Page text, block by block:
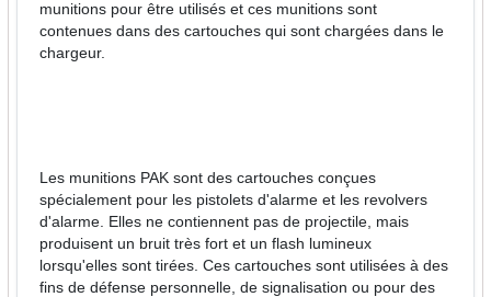
munitions pour être utilisés et ces munitions sont
contenues dans des cartouches qui sont chargées dans le
chargeur.
Les munitions PAK sont des cartouches conçues
spécialement pour les pistolets d'alarme et les revolvers
d'alarme. Elles ne contiennent pas de projectile, mais
produisent un bruit très fort et un flash lumineux
lorsqu'elles sont tirées. Ces cartouches sont utilisées à des
fins de défense personnelle, de signalisation ou pour des